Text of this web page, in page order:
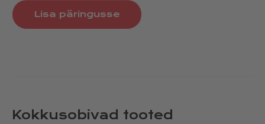
Lisa päringusse
Kokkusobivad tooted